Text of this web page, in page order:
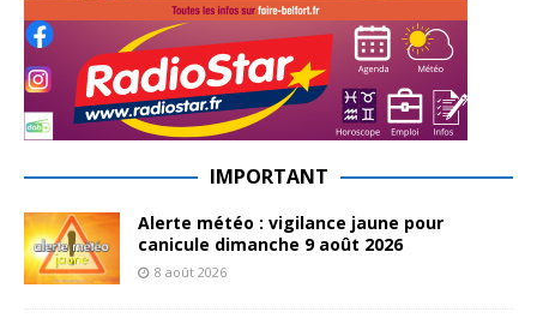
IMPORTANT
Alerte météo : vigilance jaune pour
canicule dimanche 9 août 2026
8 août 2026